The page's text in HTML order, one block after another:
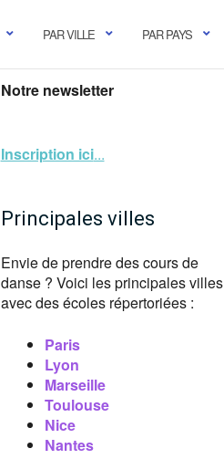
PAR VILLE PAR PAYS
Notre newsletter
Inscription ici...
Principales villes
Envie de prendre des cours de
danse ? Voici les principales villes
avec des écoles répertoriées :
Paris
Lyon
Marseille
Toulouse
Nice
Nantes